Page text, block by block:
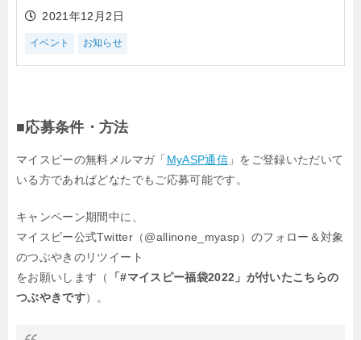
2021年12月2日
イベント お知らせ
■応募条件・方法
マイスピーの無料メルマガ「 MyASP通信 」をご登録いただいて
いる方であればどなたでもご応募可能です。
キャンペーン期間中に、
マイスピー公式Twitter（@allinone_myasp）のフォロー＆対象
のつぶやきのリツイート
をお願いします（
「#マイスピー福袋2022」が付いたこちらの
つぶやきです）。